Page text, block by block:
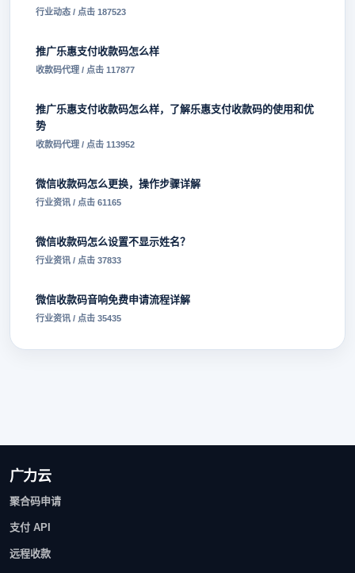
行业动态 / 点击 187523
推广乐惠支付收款码怎么样
收款码代理 / 点击 117877
推广乐惠支付收款码怎么样，了解乐惠支付收款码的使用和优
势
收款码代理 / 点击 113952
微信收款码怎么更换，操作步骤详解
行业资讯 / 点击 61165
微信收款码怎么设置不显示姓名？
行业资讯 / 点击 37833
微信收款码音响免费申请流程详解
行业资讯 / 点击 35435
广力云
聚合码申请
支付 API
远程收款